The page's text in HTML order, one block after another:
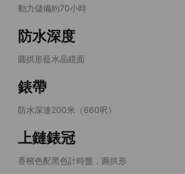
動力儲備約70小時
防水深度
圓拱形藍水晶鏡面
錶帶
防水深達200米（660呎）
上鏈錶冠
香檳色配黑色計時盤，圓拱形